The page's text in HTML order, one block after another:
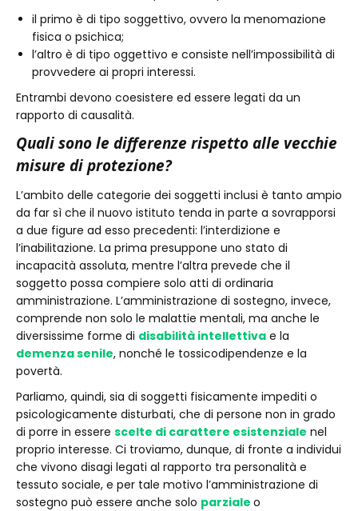
il primo è di tipo soggettivo, ovvero la menomazione
fisica o psichica;
l’altro è di tipo oggettivo e consiste nell’impossibilità di
provvedere ai propri interessi.
Entrambi devono coesistere ed essere legati da un
rapporto di causalità.
Quali sono le differenze rispetto alle vecchie
misure di protezione?
L’ambito delle categorie dei soggetti inclusi è tanto ampio
da far sì che il nuovo istituto tenda in parte a sovrapporsi
a due figure ad esso precedenti: l’interdizione e
l’inabilitazione. La prima presuppone uno stato di
incapacità assoluta, mentre l’altra prevede che il
soggetto possa compiere solo atti di ordinaria
amministrazione. L’amministrazione di sostegno, invece,
comprende non solo le malattie mentali, ma anche le
diversissime forme di disabilità intellettiva e la
demenza senile, nonché le tossicodipendenze e la
povertà.
Parliamo, quindi, sia di soggetti fisicamente impediti o
psicologicamente disturbati, che di persone non in grado
di porre in essere scelte di carattere esistenziale nel
proprio interesse. Ci troviamo, dunque, di fronte a individui
che vivono disagi legati al rapporto tra personalità e
tessuto sociale, e per tale motivo l’amministrazione di
sostegno può essere anche solo parziale o